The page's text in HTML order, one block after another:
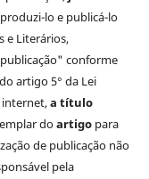
lo e publicá-lo
e Literários,
conforme
artigo 5° da Lei
internet,a título
doartigopara
de publicação não
pela